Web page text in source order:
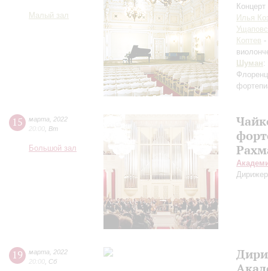
Малый зал
Илья
Коптев
Шуман:
15 марта
2022
20:00 Вт
Большой зал
19 марта
2022
20:00 Сб